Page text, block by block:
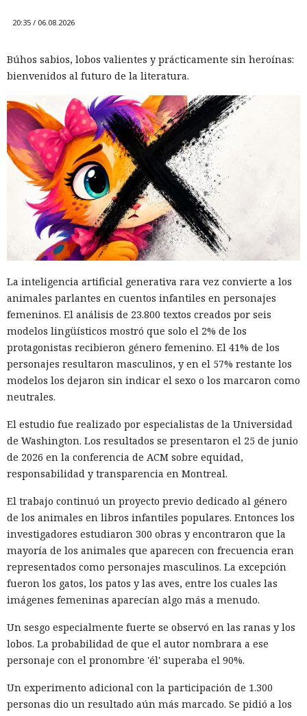
20:35 / 06.08.2026
Búhos sabios, lobos valientes y prácticamente sin heroínas:
bienvenidos al futuro de la literatura.
La inteligencia artificial generativa rara vez convierte a los
animales parlantes en cuentos infantiles en personajes
femeninos. El análisis de 23.800 textos creados por seis
modelos lingüísticos mostró que solo el 2% de los
protagonistas recibieron género femenino. El 41% de los
personajes resultaron masculinos, y en el 57% restante los
modelos los dejaron sin indicar el sexo o los marcaron como
neutrales.
El estudio fue realizado por especialistas de la Universidad
de Washington. Los resultados se presentaron el 25 de junio
de 2026 en la conferencia de ACM sobre equidad,
responsabilidad y transparencia en Montreal.
El trabajo continuó un proyecto previo dedicado al género
de los animales en libros infantiles populares. Entonces los
investigadores estudiaron 300 obras y encontraron que la
mayoría de los animales que aparecen con frecuencia eran
representados como personajes masculinos. La excepción
fueron los gatos, los patos y las aves, entre los cuales las
imágenes femeninas aparecían algo más a menudo.
Un sesgo especialmente fuerte se observó en las ranas y los
lobos. La probabilidad de que el autor nombrara a ese
personaje con el pronombre 'él' superaba el 90%.
Un experimento adicional con la participación de 1.300
personas dio un resultado aún más marcado. Se pidió a los